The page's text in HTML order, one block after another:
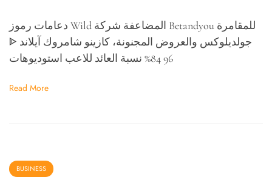
دعامات رموز Wild المضاعفة شركة Betandyou للمقامرة
ᐈ جولديلوكس والعروض المجنونة، كازينو شامروك آيلاند
96 84% نسبة العائد للاعب استوديوهات
Read More
BUSINESS